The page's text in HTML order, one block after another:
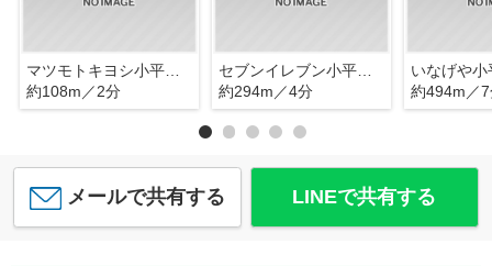
マツモトキヨシ小平仲町店
約108m／2分
セブンイレブン小平仲町店
約294m／4分
いなげや小
約494m／
メールで共有する LINEで共有する